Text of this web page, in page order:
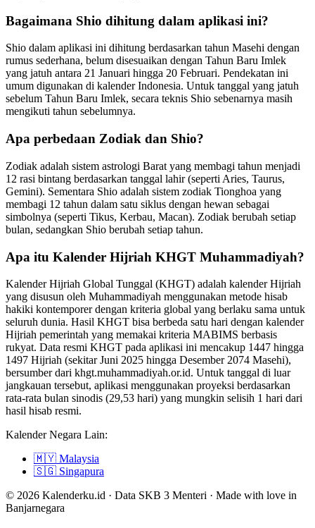
Bagaimana Shio dihitung dalam aplikasi ini?
Shio dalam aplikasi ini dihitung berdasarkan tahun Masehi dengan
rumus sederhana, belum disesuaikan dengan Tahun Baru Imlek
yang jatuh antara 21 Januari hingga 20 Februari. Pendekatan ini
umum digunakan di kalender Indonesia. Untuk tanggal yang jatuh
sebelum Tahun Baru Imlek, secara teknis Shio sebenarnya masih
mengikuti tahun sebelumnya.
Apa perbedaan Zodiak dan Shio?
Zodiak adalah sistem astrologi Barat yang membagi tahun menjadi
12 rasi bintang berdasarkan tanggal lahir (seperti Aries, Taurus,
Gemini). Sementara Shio adalah sistem zodiak Tionghoa yang
membagi 12 tahun dalam satu siklus dengan hewan sebagai
simbolnya (seperti Tikus, Kerbau, Macan). Zodiak berubah setiap
bulan, sedangkan Shio berubah setiap tahun.
Apa itu Kalender Hijriah KHGT Muhammadiyah?
Kalender Hijriah Global Tunggal (KHGT) adalah kalender Hijriah
yang disusun oleh Muhammadiyah menggunakan metode hisab
hakiki kontemporer dengan kriteria global yang berlaku sama untuk
seluruh dunia. Hasil KHGT bisa berbeda satu hari dengan kalender
Hijriah pemerintah yang memakai kriteria MABIMS berbasis
rukyat. Data resmi KHGT pada aplikasi ini mencakup 1447 hingga
1497 Hijriah (sekitar Juni 2025 hingga Desember 2074 Masehi),
bersumber dari khgt.muhammadiyah.or.id. Untuk tanggal di luar
jangkauan tersebut, aplikasi menggunakan proyeksi berdasarkan
rata-rata bulan sinodis (29,53 hari) yang mungkin selisih 1 hari dari
hasil hisab resmi.
Kalender Negara Lain:
🇲🇾 Malaysia
🇸🇬 Singapura
© 2026 Kalenderku.id · Data SKB 3 Menteri · Made with love in
Banjarnegara